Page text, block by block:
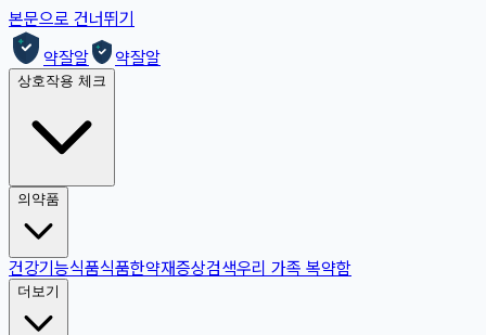
본문으로 건너뛰기
약잘알
약잘알
상호작용 체크
의약품
건강기능식품식품한약재증상검색우리 가족 복약함
더보기